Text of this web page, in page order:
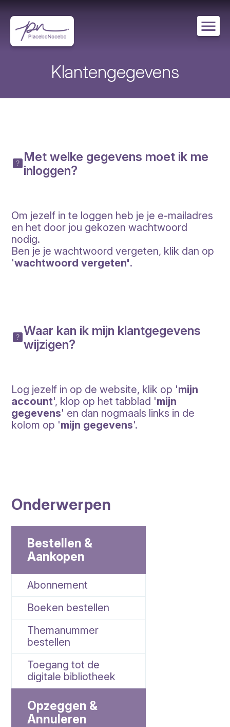
en
naar
de
Klantengegevens
Met welke gegevens moet ik me
inloggen?
Om jezelf in te loggen heb je je e-mailadres
en het door jou gekozen wachtwoord
nodig.
Ben je je wachtwoord vergeten, klik dan op
'wachtwoord vergeten'.
Waar kan ik mijn klantgegevens
wijzigen?
Log jezelf in op de website, klik op 'mijn
account', klop op het tabblad 'mijn
gegevens' en dan nogmaals links in de
kolom op 'mijn gegevens'.
Onderwerpen
Bestellen &
Aankopen
Abonnement
Boeken bestellen
Themanummer
bestellen
Toegang tot de
digitale bibliotheek
Opzeggen &
Annuleren